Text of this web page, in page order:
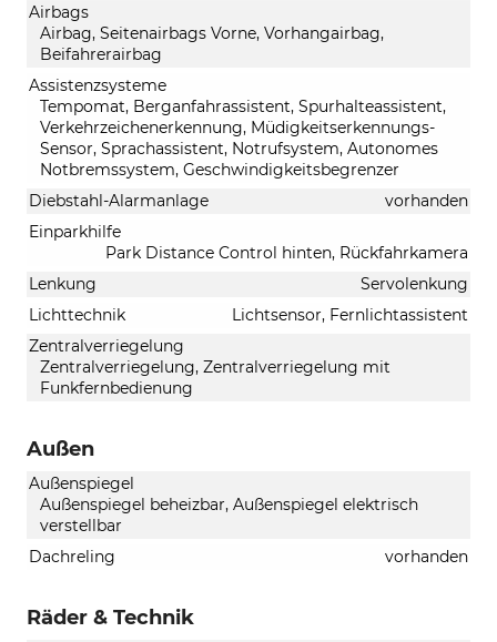
Airbags
Airbag, Seitenairbags Vorne, Vorhangairbag,
Beifahrerairbag
Assistenzsysteme
Tempomat, Berganfahrassistent, Spurhalteassistent,
Verkehrzeichenerkennung, Müdigkeitserkennungs-
Sensor, Sprachassistent, Notrufsystem, Autonomes
Notbremssystem, Geschwindigkeitsbegrenzer
Diebstahl-Alarmanlage
vorhanden
Einparkhilfe
Park Distance Control hinten, Rückfahrkamera
Lenkung
Servolenkung
Lichttechnik
Lichtsensor, Fernlichtassistent
Zentralverriegelung
Zentralverriegelung, Zentralverriegelung mit
Funkfernbedienung
Außen
Außenspiegel
Außenspiegel beheizbar, Außenspiegel elektrisch
verstellbar
Dachreling
vorhanden
Räder & Technik